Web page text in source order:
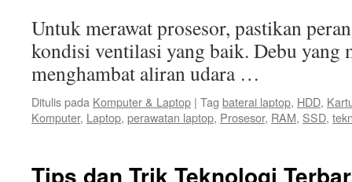
Untuk merawat prosesor, pastikan
kondisi ventilasi yang baik. Debu yang
menghambat aliran udara …
Ditulis pada Komputer & Laptop | Tag baterai laptop, HDD,
Komputer, Laptop, perawatan laptop, Prosesor, RAM, SSD,
Tips dan Trik Teknologi